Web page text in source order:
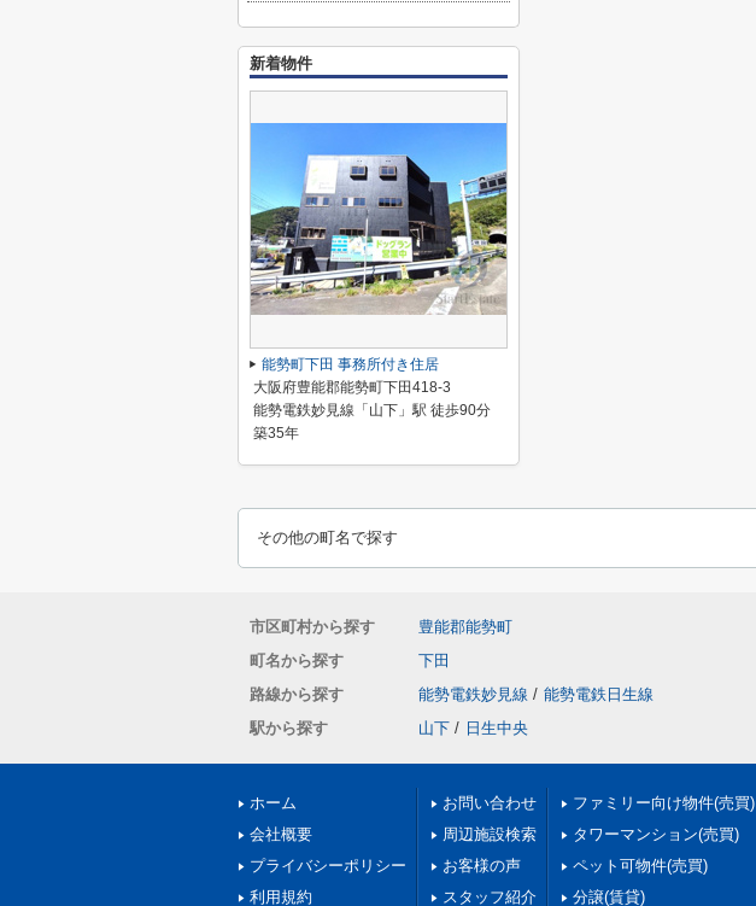
新着物件
能勢町下田 事務所付き住居
大阪府豊能郡能勢町下田418-3
能勢電鉄妙見線「山下」駅 徒歩90分
築35年
その他の町名で探す
市区町村から探す
豊能郡能勢町
町名から探す
下田
路線から探す
能勢電鉄妙見線 / 能勢電鉄日生線
駅から探す
山下 / 日生中央
ホーム
会社概要
プライバシーポリシー
利用規約
お問い合わせ
周辺施設検索
お客様の声
スタッフ紹介
ファミリー向け物件(売買)
タワーマンション(売買)
ペット可物件(売買)
分譲(賃貸)